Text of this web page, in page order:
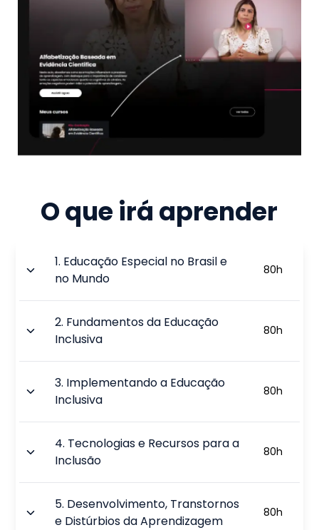
O que irá aprender
1. Educação Especial no Brasil e
no Mundo
80h
2. Fundamentos da Educação
Inclusiva
80h
3. Implementando a Educação
Inclusiva
80h
4. Tecnologias e Recursos para a
Inclusão
80h
5. Desenvolvimento, Transtornos
e Distúrbios da Aprendizagem
80h